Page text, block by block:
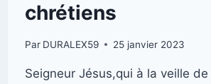
chrétiens
Par DURALEX59 25 janvier 2023
Seigneur Jésus,qui à la veille